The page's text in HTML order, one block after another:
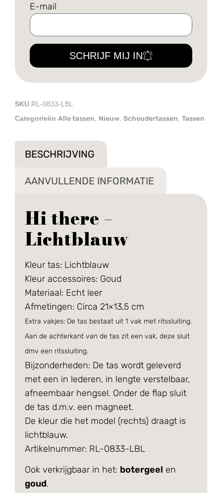
E-mail
SCHRIJF MIJ IN
SKU RL-0833-LBL
Categorieën Alle tassen Nieuw Schoudertassen Tassen
BESCHRIJVING
AANVULLENDE INFORMATIE
Hi there –
Lichtblauw
Kleur tas: Lichtblauw
Kleur accessoires: Goud
Materiaal: Echt leer
Afmetingen: Circa 21×13,5 cm
Extra vakjes: De tas bestaat uit 1 vak met ritssluiting.
Aan de achterkant van de tas zit een vak, deze sluit
dmv een ritssluiting.
Bijzonderheden: De tas wordt geleverd
met een in lederen, in lengte verstelbaar,
afneembaar hengsel. Onder de flap sluit
de tas d.m.v. een magneet.
De kleur die het model (rechts) draagt is
lichtblauw.
Artikelnummer: RL-0833-LBL
Ook verkrijgbaar in het: botergeel en
goud.